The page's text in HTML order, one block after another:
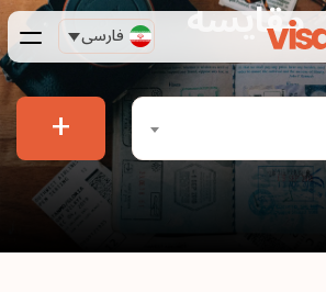
فارسی مقایسه
+